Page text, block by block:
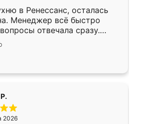
в Ренессанс, осталась
Менеджер всё быстро
отвечала сразу.
в субботу, подошёл к
Собрали
работали аккуратно, даже
2026